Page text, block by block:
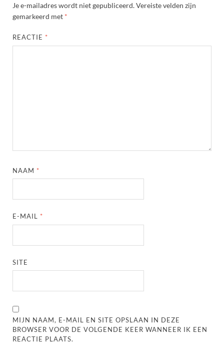
Je e-mailadres wordt niet gepubliceerd.Vereiste velden zijn
gemarkeerd met *
REACTIE *
NAAM *
E-MAIL *
SITE
MIJN NAAM, E-MAIL EN SITE OPSLAAN IN DEZE
BROWSER VOOR DE VOLGENDE KEER WANNEER IK EEN
REACTIE PLAATS.